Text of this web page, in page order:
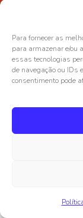
Para fornecer as
para armazenar e/ou
essas tecnologias
de navegação ou IDs
consentimento pode